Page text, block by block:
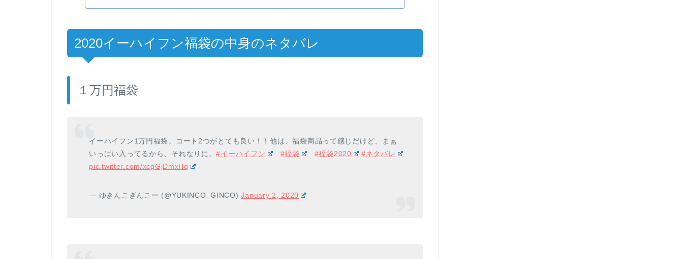
2020イーハイフン福袋の中身のネタバレ
１万円福袋
イーハイフン1万円福袋。コート2つがとても良い！！他は、福袋商品って感じだけど、まぁ
いっぱい入ってるから、それなりに。#イーハイフン #福袋 #福袋2020
#ネタバレ
pic.twitter.com/xcgGjDmxHq
— ゆきんこぎんこー (@YUKINCO_GINCO)January 2, 2020